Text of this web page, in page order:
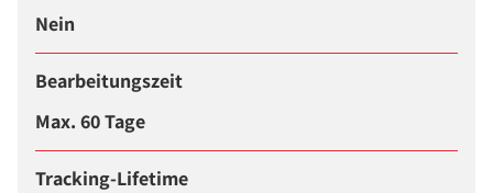
Nein
Bearbeitungszeit
Max. 60 Tage
Tracking-Lifetime